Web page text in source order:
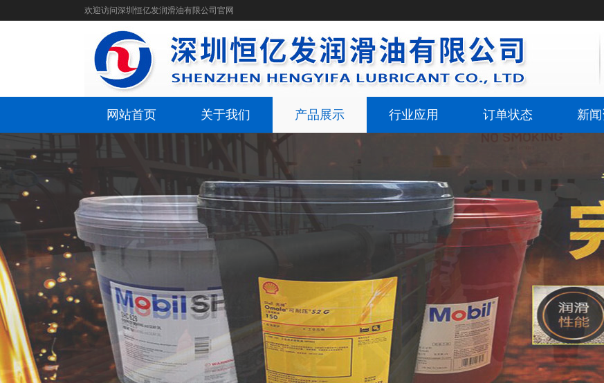
欢迎访问深圳恒亿发润滑油有限公司官网
网站首页 关于我们 产品展示 行业应用 订单状态 新